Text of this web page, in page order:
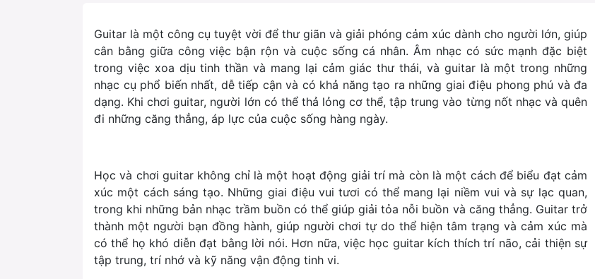
Guitar là một công cụ tuyệt vời để thư giãn và giải phóng cảm xúc dành cho người lớn, giúp
cân bằng giữa công việc bận rộn và cuộc sống cá nhân. Âm nhạc có sức mạnh đặc biệt
trong việc xoa dịu tinh thần và mang lại cảm giác thư thái, và guitar là một trong những
nhạc cụ phổ biến nhất, dễ tiếp cận và có khả năng tạo ra những giai điệu phong phú và đa
dạng. Khi chơi guitar, người lớn có thể thả lỏng cơ thể, tập trung vào từng nốt nhạc và quên
đi những căng thẳng, áp lực của cuộc sống hàng ngày.
Học và chơi guitar không chỉ là một hoạt động giải trí mà còn là một cách để biểu đạt cảm
xúc một cách sáng tạo. Những giai điệu vui tươi có thể mang lại niềm vui và sự lạc quan,
trong khi những bản nhạc trầm buồn có thể giúp giải tỏa nỗi buồn và căng thẳng. Guitar trở
thành một người bạn đồng hành, giúp người chơi tự do thể hiện tâm trạng và cảm xúc mà
có thể họ khó diễn đạt bằng lời nói. Hơn nữa, việc học guitar kích thích trí não, cải thiện sự
tập trung, trí nhớ và kỹ năng vận động tinh vi.